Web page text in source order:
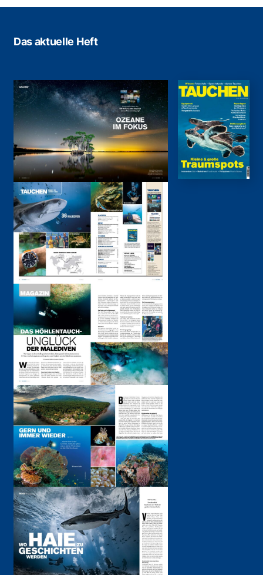
Das aktuelle Heft